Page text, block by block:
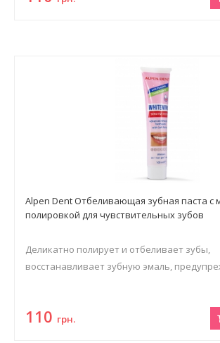
Alpen Dent Отбеливающая зубная паста с
полировкой для чувствительных зубов
Деликатно полирует и отбеливает зубы,
восстанавливает зубную эмаль,
110 грн.